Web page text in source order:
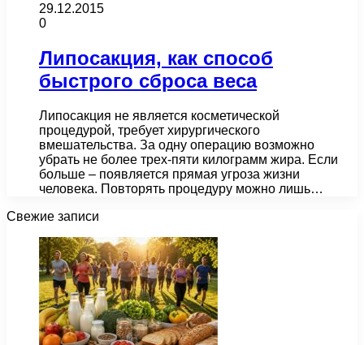
29.12.2015
0
Липосакция, как способ
быстрого сброса веса
Липосакция не является косметической
процедурой, требует хирургического
вмешательства. За одну операцию возможно
убрать не более трех-пяти килограмм жира. Если
больше – появляется прямая угроза жизни
человека. Повторять процедуру можно лишь…
Свежие записи